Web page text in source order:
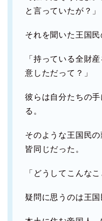
と言っていたが？」
それを聞いた王国民
「持っている全財
意しただって？」
彼らは自分たちの
る。
そのような王国民
皆同じだった。
「どうしてこんなこ
疑問に思うのは王国